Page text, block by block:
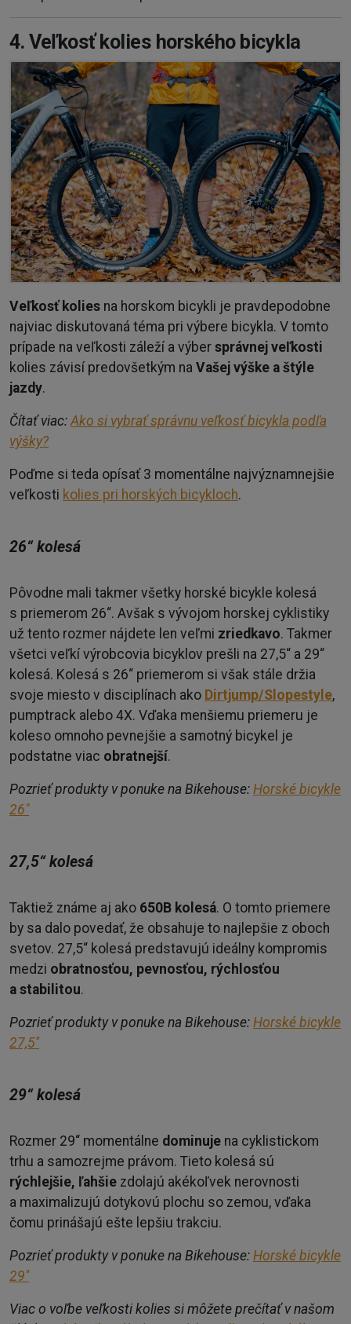
4. Veľkosť kolies horského bicykla
Veľkosť kolies na horskom bicykli je pravdepodobne
najviac diskutovaná téma pri výbere bicykla. V tomto
prípade na veľkosti záleží a výber správnej veľkosti
kolies závisí predovšetkým na Vašej výške a štýle
jazdy.
Čítať viac:Ako si vybrať správnu veľkosť bicykla podľa
výšky?
Poďme si teda opísať 3 momentálne najvýznamnejšie
veľkosti kolies pri horských bicykloch.
26“ kolesá
Pôvodne mali takmer všetky horské bicykle kolesá
s priemerom 26“. Avšak s vývojom horskej cyklistiky
už tento rozmer nájdete len veľmi zriedkavo. Takmer
všetci veľkí výrobcovia bicyklov prešli na 27,5“ a 29“
kolesá. Kolesá s 26“ priemerom si však stále držia
svoje miesto v disciplínach ako Dirtjump/Slopestyle,
pumptrack alebo 4X. Vďaka menšiemu priemeru je
koleso omnoho pevnejšie a samotný bicykel je
podstatne viac obratnejší.
Pozrieť produkty v ponuke na Bikehouse: Horské bicykle
26"
27,5“ kolesá
Taktiež známe aj ako 650B kolesá. O tomto priemere
by sa dalo povedať, že obsahuje to najlepšie z oboch
svetov. 27,5“ kolesá predstavujú ideálny kompromis
medzi obratnosťou, pevnosťou, rýchlosťou
a stabilitou.
Pozrieť produkty v ponuke na Bikehouse: Horské bicykle
27,5''
29“ kolesá
Rozmer 29“ momentálne dominuje na cyklistickom
trhu a samozrejme právom. Tieto kolesá sú
rýchlejšie, ľahšie zdolajú akékoľvek nerovnosti
a maximalizujú dotykovú plochu so zemou, vďaka
čomu prinášajú ešte lepšiu trakciu.
Pozrieť produkty v ponuke na Bikehouse: Horské bicykle
29''
Viac o voľbe veľkosti kolies si môžete prečítať v našom